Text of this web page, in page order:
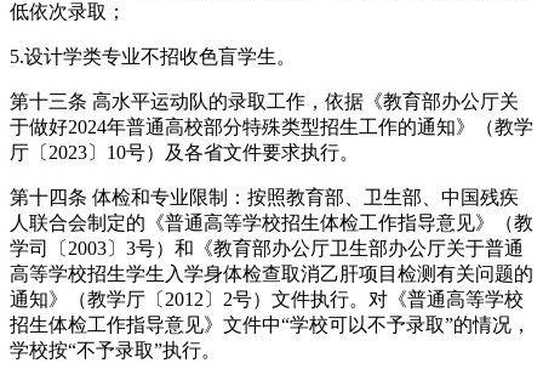
低依次录取；
5.设计学类专业不招收色盲学生。
第十三条 高水平运动队的录取工作，依据《教育部办公厅关
于做好2024年普通高校部分特殊类型招生工作的通知》（教学
厅〔2023〕10号）及各省文件要求执行。
第十四条 体检和专业限制：按照教育部、卫生部、中国残疾
人联合会制定的《普通高等学校招生体检工作指导意见》（教
学司〔2003〕3号）和《教育部办公厅卫生部办公厅关于普通
高等学校招生学生入学身体检查取消乙肝项目检测有关问题的
通知》（教学厅〔2012〕2号）文件执行。对《普通高等学校
招生体检工作指导意见》文件中“学校可以不予录取”的情况，
学校按“不予录取”执行。